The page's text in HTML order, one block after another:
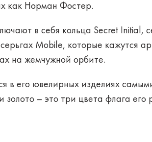
как Норман Фостер.
в себя кольца Secret Initial,
Mobile, которые кажутся
на жемчужной орбите.
в его ювелирных изделиях
золото – это три цвета флага его